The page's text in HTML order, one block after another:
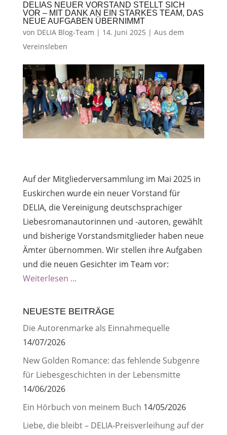
DELIAS NEUER VORSTAND STELLT SICH
VOR – MIT DANK AN EIN STARKES TEAM, DAS
NEUE AUFGABEN ÜBERNIMMT
von DELIA Blog-Team | 14. Juni 2025 | Aus dem
Vereinsleben
Auf der Mitgliederversammlung im Mai 2025 in
Euskirchen wurde ein neuer Vorstand für
DELIA, die Vereinigung deutschsprachiger
Liebesromanautorinnen und -autoren, gewählt
und bisherige Vorstandsmitglieder haben neue
Ämter übernommen. Wir stellen ihre Aufgaben
und die neuen Gesichter im Team vor:
Weiterlesen …
NEUESTE BEITRÄGE
Die Autorenmarke als Einnahmequelle
14/07/2026
New Golden Romance: das fehlende Subgenre
für Liebesgeschichten in der Lebensmitte
14/06/2026
Ein Hörbuch von meinem Buch 14/05/2026
Liebe, die bleibt – DELIA-Preisverleihung auf der